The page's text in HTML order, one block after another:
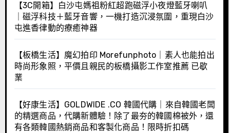
【3C開箱】白沙屯媽祖粉紅超跑磁浮小夜燈藍牙喇叭
｜磁浮科技＋藍牙音響，一機打造沉浸氛圍，重現白沙
屯進香律動的療癒神器
【板橋生活】魔幻拍印 Morefunphoto｜素人也能拍出
時尚形象照，平價且親民的板橋攝影工作室推薦 已歇
業
【好康生活】GOLDWIDE .CO 韓國代購｜來自韓國老闆
的精選商品，代購新體驗！除了最夯的韓國棉被外，還
有各類韓國熱銷商品和客製化商品！限時折扣碼